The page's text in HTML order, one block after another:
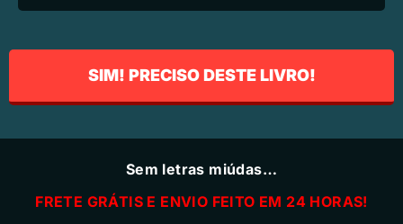
SIM! PRECISO DESTE LIVRO!
Sem letras miúdas…
FRETE GRÁTIS E ENVIO FEITO EM 24 HORAS!